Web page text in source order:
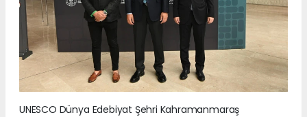
UNESCO Dünya Edebiyat Şehri Kahramanmaraş